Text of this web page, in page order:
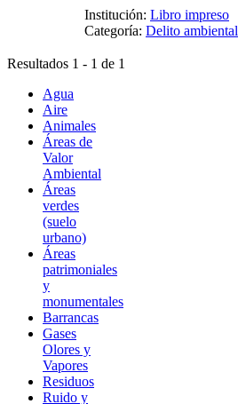
Institución: Libro impreso
Categoría: Delito ambiental
Resultados 1 - 1 de 1
Agua
Aire
Animales
Áreas de
Valor
Ambiental
Áreas
verdes
(suelo
urbano)
Áreas
patrimoniales
y
monumentales
Barrancas
Gases
Olores y
Vapores
Residuos
Ruido y